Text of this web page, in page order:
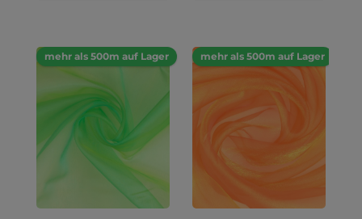
mehr als 500m auf Lager mehr als 500m auf Lager